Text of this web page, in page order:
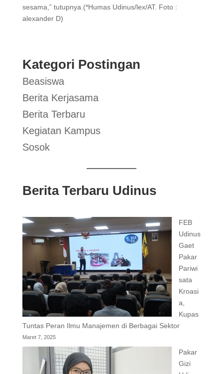
sesama,” tutupnya.(*Humas Udinus/lex/AT. Foto :
alexander D)
Kategori Postingan
Beasiswa
Berita Kerjasama
Berita Terbaru
Kegiatan Kampus
Sosok
Berita Terbaru Udinus
FEB
Udinus
Gaet
Pakar
Pariwi
sata
Kroasi
a,
Kupas
Tuntas Peran Ilmu Manajemen di Berbagai Sektor
Maret 7, 2025
Pakar
Gizi